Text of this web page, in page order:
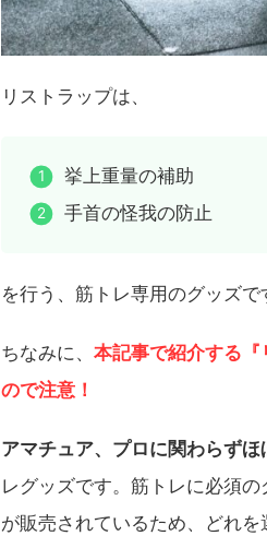
リストラップは、
挙上重量の補助
手首の怪我の防止
を行う、筋トレ専用のグッズで
ちなみに、 本記事で紹介する
ので注意！
アマチュア、プロに関わらず
レグッズです。筋トレに必須
が販売されているため、どれ